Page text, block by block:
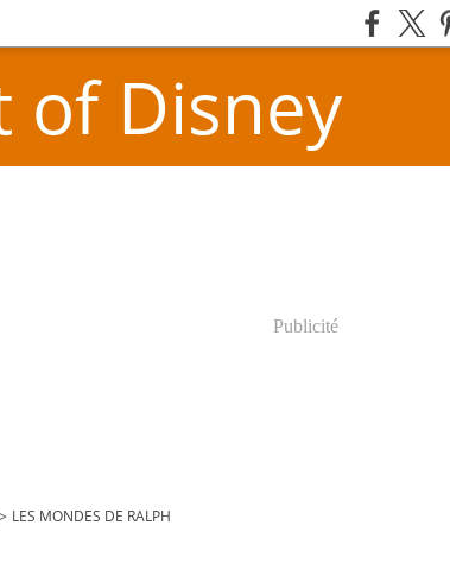
of Disney
Publicité
> LES MONDES DE RALPH